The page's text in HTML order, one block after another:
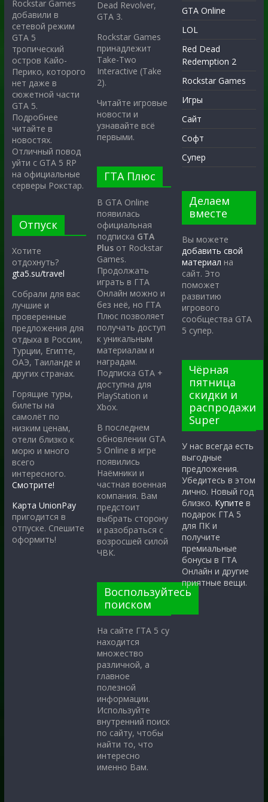
Rockstar Games
добавили в
сетевой режим
GTA 5
тропический
остров Кайо-
Перико, которого
нет даже в
сюжетной части
GTA 5.
Подробнее
читайте в
новостях.
Отличный повод
уйти с GTA 5 RP
на официальные
серверы Рокстар.
Отпуск
Хотите
отдохнуть?
gta5.su/travel
Собрали для вас
лучшие и
проверенные
предложения для
отдыха в России,
Турции, Египте,
ОАЭ, Таиланде и
других странах.
Горящие туры,
билеты на
самолёт по
низким ценам,
отели близко к
морю и много
всего
интересного.
Смотрите!
Карта UnionPay
пригодится в
отпуске. Спешите
оформить!
Dead Revolver,
GTA 3.
Rockstar Games
принадлежит
Take-Two
Interactive (Take
2).
Читайте игровые
новости и
узнавайте всё
первыми.
ГТА Плюс
В GTA Online
появилась
официальная
подписка GTA
Plus от Rockstar
Games.
Продолжать
играть в ГТА
Онлайн можно и
без неё, но ГТА
Плюс позволяет
получать доступ
к уникальным
материалам и
наградам.
Подписка GTA +
доступна для
PlayStation и
Xbox.
В последнем
обновлении GTA
5 Online в игре
появились
Наёмники и
частная военная
компания. Вам
предстоит
выбрать сторону
и разобраться с
возросшей силой
ЧВК.
Воспользуйтесь
поиском
На сайте ГТА 5 су
находится
множество
различной, а
главное
полезной
информации.
Используйте
внутренний поиск
по сайту, чтобы
найти то, что
интересно
именно Вам.
GTA Online
LOL
Red Dead
Redemption 2
Rockstar Games
Игры
Сайт
Софт
Супер
Делаем
вместе
Вы можете
добавить свой
материал на
сайт. Это
поможет
развитию
игрового
сообщества GTA
5 супер.
Чёрная
пятница
скидки и
распродажи
Super
У нас всегда есть
выгодные
предложения.
Убедитесь в этом
лично. Новый год
близко. Купите в
подарок ГТА 5
для ПК и
получите
премиальные
бонусы в ГТА
Онлайн и другие
приятные вещи.